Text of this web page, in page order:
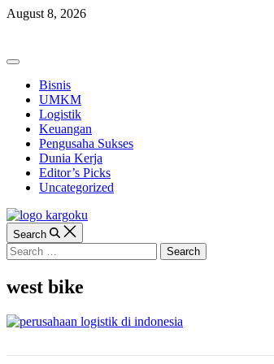
Skip
August 8, 2026
Off
CanvasBisnis
UMKM
Logistik
Keuangan
Pengusaha Sukses
Dunia Kerja
Editor’s Picks
Uncategorized
Search
Search
for:
west bike